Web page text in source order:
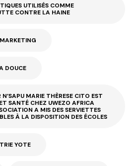
UTILISÉS COMME
CONTRE LA HAINE
MARKETING
DOUCE
MARIE THÈRESE CITO EST
SANTÉ CHEZ UWEZO AFRICA
A MIS DES SERVIETTES
À LA DISPOSITION DES ÉCOLES
YOTE